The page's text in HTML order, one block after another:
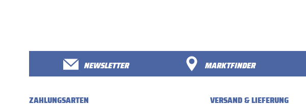
NEWSLETTER MARKTFINDER
ZAHLUNGSARTEN VERSAND & LIEFERUNG